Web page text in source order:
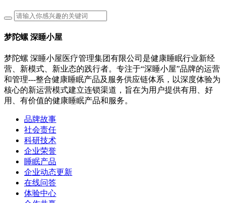
梦陀螺 深睡小屋
梦陀螺 深睡小屋医疗管理集团有限公司是健康睡眠行业新经
营、新模式、新业态的践行者。专注于“深睡小屋”品牌的运营
和管理---整合健康睡眠产品及服务供应链体系，以深度体验为
核心的新运营模式建立连锁渠道，旨在为用户提供有用、好
用、有价值的健康睡眠产品和服务。
品牌故事
社会责任
科研技术
企业荣誉
睡眠产品
企业动态更新
在线问答
体验中心